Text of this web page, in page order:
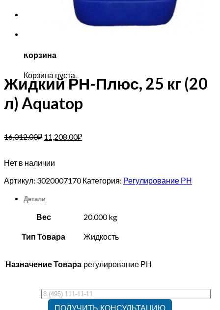
Корзина
Корзина пуста.
Жидкий РН-Плюс, 25 кг (20
л) Aquatop
16,012.00₽ 11,208.00₽
Нет в наличии
Артикул: 3020007170 Категория: Регулирование РН
Детали
Вес 20.000 kg
Тип Товара Жидкость
Назначение Товара регулирование РН